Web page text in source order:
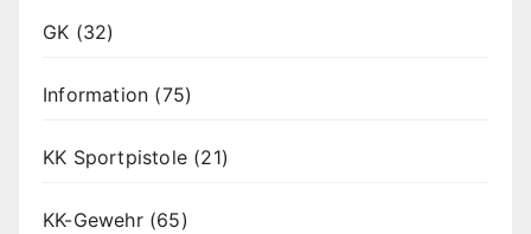
GK (32)
Information (75)
KK Sportpistole (21)
KK-Gewehr(65)